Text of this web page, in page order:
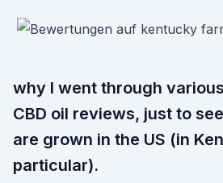
why I went through
CBD oil reviews, just to
are grown in the US (in
particular).